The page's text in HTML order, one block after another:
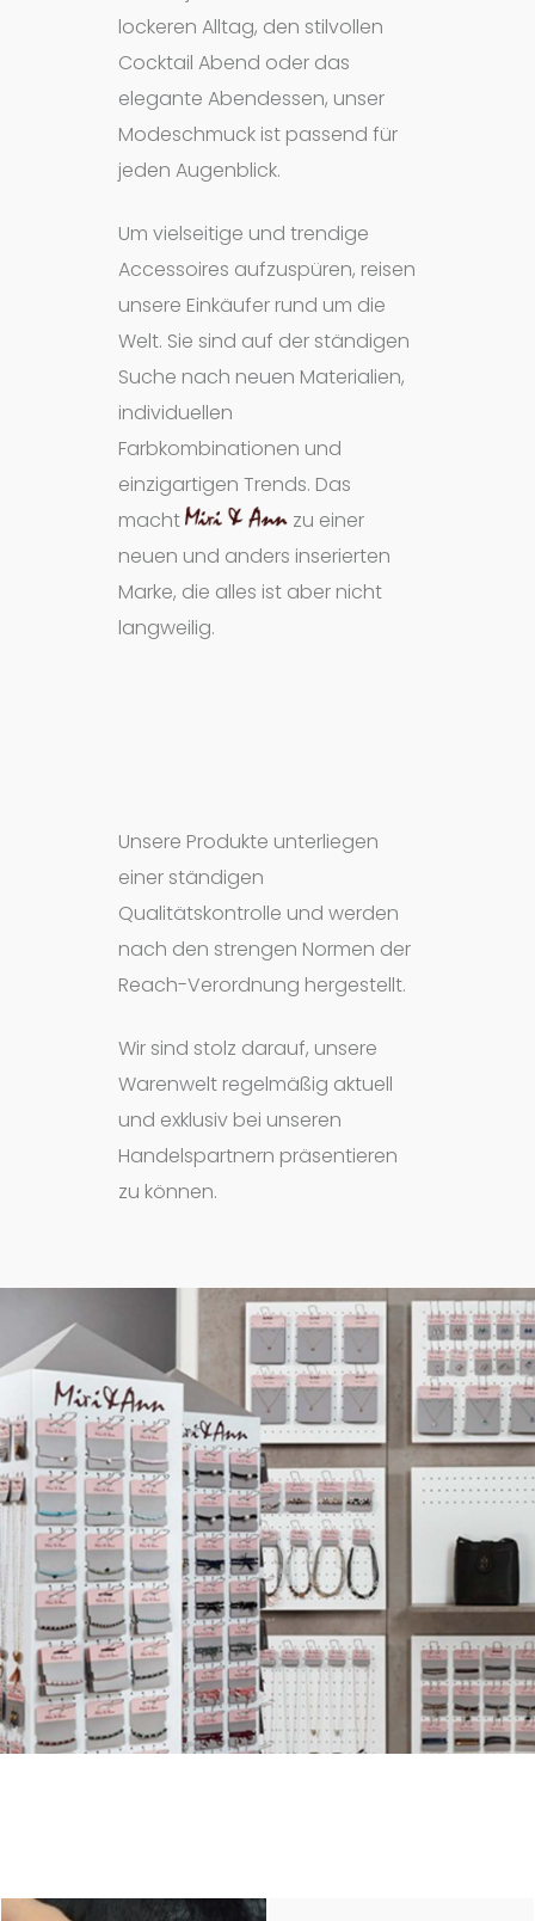
lockeren Alltag, den stilvollen
Cocktail Abend oder das
elegante Abendessen, unser
Modeschmuck ist passend für
jeden Augenblick.
Um vielseitige und trendige
Accessoires aufzuspüren, reisen
unsere Einkäufer rund um die
Welt. Sie sind auf der ständigen
Suche nach neuen Materialien,
individuellen
Farbkombinationen und
einzigartigen Trends. Das
machtMiri & Ann zu einer
neuen und anders inserierten
Marke, die alles ist aber nicht
langweilig.
Unsere Produkte unterliegen
einer ständigen
Qualitätskontrolle und werden
nach den strengen Normen der
Reach-Verordnung hergestellt.
Wir sind stolz darauf, unsere
Warenwelt regelmäßig aktuell
und exklusiv bei unseren
Handelspartnern präsentieren
zu können.